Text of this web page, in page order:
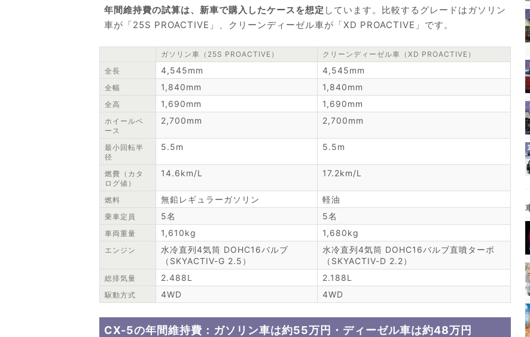
年間維持費の試算は、新車で購入したケースを想定 しています。比較するグレードはガソリン
車が「25S PROACTIVE」、クリーンディーゼル車が「XD PROACTIVE」です。
ガソリン車（25S PROACTIVE）
クリーンディーゼル車（XD PROACTIVE）
全長
4,545mm 4,545mm
全幅 1,840mm 1,840mm
全高 1,690mm 1,690mm
ホイールベ
ース
2,700mm 2,700mm
最小回転半
径
5.5m 5.5m
燃費（カタ
ログ値）
14.6km/L 17.2km/L
燃料 無鉛レギュラーガソリン 軽油
乗車定員 5名 5名
車両重量 1,610kg 1,680kg
エンジン
水冷直列4気筒 DOHC16バルブ
（SKYACTIV-G 2.5）
水冷直列4気筒 DOHC16バルブ直噴ターボ
（SKYACTIV-D 2.2）
総排気量 2.488L 2.188L
駆動方式 4WD 4WD
CX-5の年間維持費：ガソリン車は約55万円・ディーゼル車は約48万円